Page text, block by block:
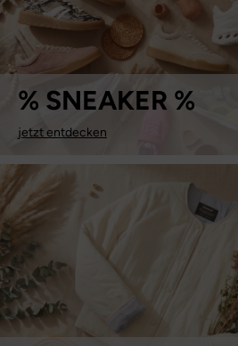
% SNEAKER %
jetzt entdecken